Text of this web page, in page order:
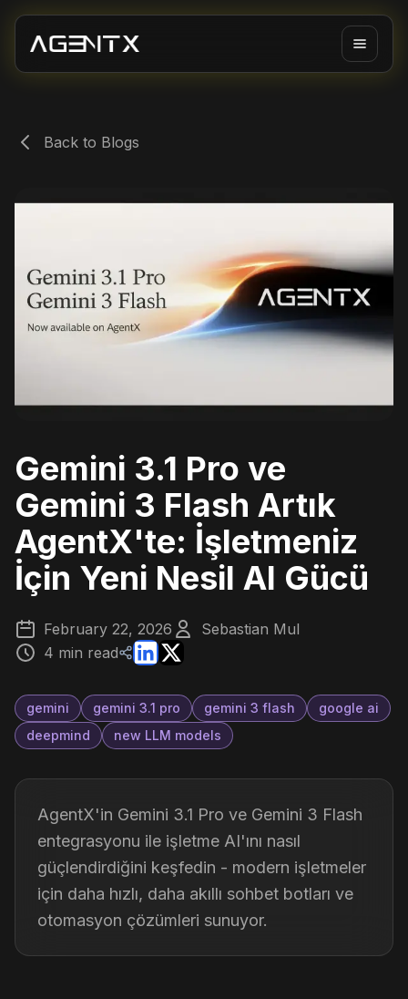
Back to Blogs
Gemini 3.1 Pro ve
Gemini 3 Flash Artık
AgentX'te: İşletmeniz
İçin Yeni Nesil AI Gücü
February 22, 2026
Sebastian Mul
4 min read
gemini gemini 3.1 pro gemini 3 flash
google ai
deepmind
new LLM models
AgentX'in Gemini 3.1 Pro ve Gemini 3 Flash
entegrasyonu ile işletme AI'ını nasıl
güçlendirdiğini keşfedin - modern işletmeler
için daha hızlı, daha akıllı sohbet botları ve
otomasyon çözümleri sunuyor.